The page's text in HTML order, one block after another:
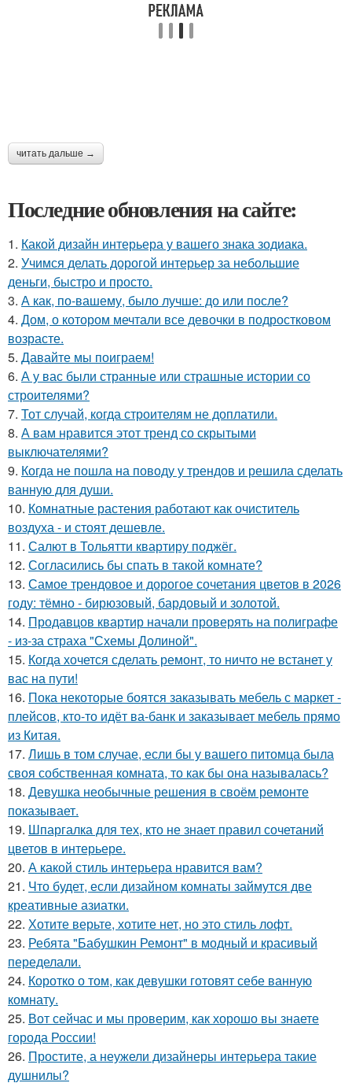
читать дальше →
Последние обновления на сайте:
1. Какой дизайн интерьера у вашего знака зодиака.
2. Учимся делать дорогой интерьер за небольшие
деньги, быстро и просто.
3. А как, по-вашему, было лучше: до или после?
4. Дом, о котором мечтали все девочки в подростковом
возрасте.
5. Давайте мы поиграем!
6. А у вас были странные или страшные истории со
строителями?
7. Тот случай, когда строителям не доплатили.
8. А вам нравится этот тренд со скрытыми
выключателями?
9. Когда не пошла на поводу у трендов и решила сделать
ванную для души.
10. Комнатные растения работают как очиститель
воздуха - и стоят дешевле.
11. Салют в Тольятти квартиру поджёг.
12. Согласились бы спать в такой комнате?
13. Самое трендовое и дорогое сочетания цветов в 2026
году: тёмно - бирюзовый, бардовый и золотой.
14. Продавцов квартир начали проверять на полиграфе
- из-за страха "Схемы Долиной".
15. Когда хочется сделать ремонт, то ничто не встанет у
вас на пути!
16. Пока некоторые боятся заказывать мебель с маркет -
плейсов, кто-то идёт ва-банк и заказывает мебель прямо
из Китая.
17. Лишь в том случае, если бы у вашего питомца была
своя собственная комната, то как бы она называлась?
18. Девушка необычные решения в своём ремонте
показывает.
19. Шпаргалка для тех, кто не знает правил сочетаний
цветов в интерьере.
20. А какой стиль интерьера нравится вам?
21. Что будет, если дизайном комнаты займутся две
креативные азиатки.
22. Хотите верьте, хотите нет, но это стиль лофт.
23. Ребята "Бабушкин Ремонт" в модный и красивый
переделали.
24. Коротко о том, как девушки готовят себе ванную
комнату.
25. Вот сейчас и мы проверим, как хорошо вы знаете
города России!
26. Простите, а неужели дизайнеры интерьера такие
душнилы?